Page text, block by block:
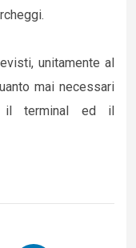
unitamente al
mai necessari
il terminal ed il